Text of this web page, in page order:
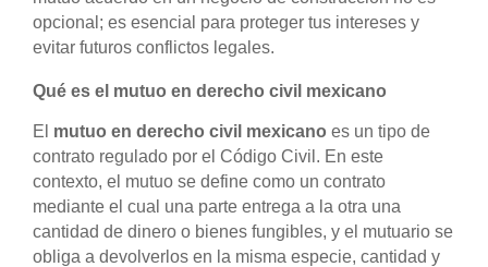
opcional; es esencial para proteger tus intereses y
evitar futuros conflictos legales.
Qué es el mutuo en derecho civil mexicano
El mutuo en derecho civil mexicano es un tipo de
contrato regulado por el Código Civil. En este
contexto, el mutuo se define como un contrato
mediante el cual una parte entrega a la otra una
cantidad de dinero o bienes fungibles, y el mutuario se
obliga a devolverlos en la misma especie, cantidad y